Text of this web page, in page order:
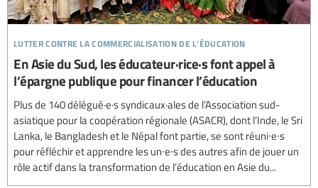
lutter contre la commercialisation de l’éducation
En Asie du Sud, les éducateur·rice·s font appel à
l’épargne publique pour financer l’éducation
Plus de 140 délégué·e·s syndicaux·ales de l’Association sud-
asiatique pour la coopération régionale (ASACR), dont l’Inde, le Sri
Lanka, le Bangladesh et le Népal font partie, se sont réuni∙e∙s
pour réfléchir et apprendre les un∙e∙s des autres afin de jouer un
rôle actif dans la transformation de l’éducation en Asie du...